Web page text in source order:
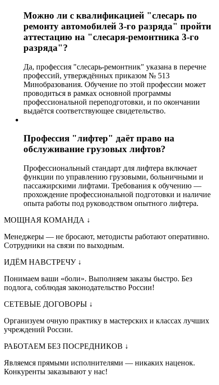
Можно ли с квалификацией "слесарь по
ремонту автомобилей 3-го разряда" пройти
аттестацию на "слесаря-ремонтника 3-го
разряда"?
Да, профессия "слесарь-ремонтник" указана в перечне
профессий, утверждённых приказом № 513
Минобразования. Обучение по этой профессии может
проводиться в рамках основной программы
профессиональной переподготовки, и по окончании
выдаётся соответствующее свидетельство.
Профессия "лифтер" даёт право на
обслуживание грузовых лифтов?
Профессиональный стандарт для лифтера включает
функции по управлению грузовыми, больничными и
пассажирскими лифтами. Требования к обучению —
прохождение профессиональной подготовки и наличие
опыта работы под руководством опытного лифтера.
МОЩНАЯ КОМАНДА ↓
Менеджеры — не бросают, методисты работают оперативно.
Сотрудники на связи по выходным.
ИДЁМ НАВСТРЕЧУ ↓
Понимаем ваши «боли». Выполняем заказы быстро. Без
подлога, соблюдая законодательство России!
СЕТЕВЫЕ ДОГОВОРЫ ↓
Организуем очную практику в мастерских и классах лучших
учреждений России.
РАБОТАЕМ БЕЗ ПОСРЕДНИКОВ ↓
Являемся прямыми исполнителями — никаких наценок.
Конкуренты заказывают у нас!